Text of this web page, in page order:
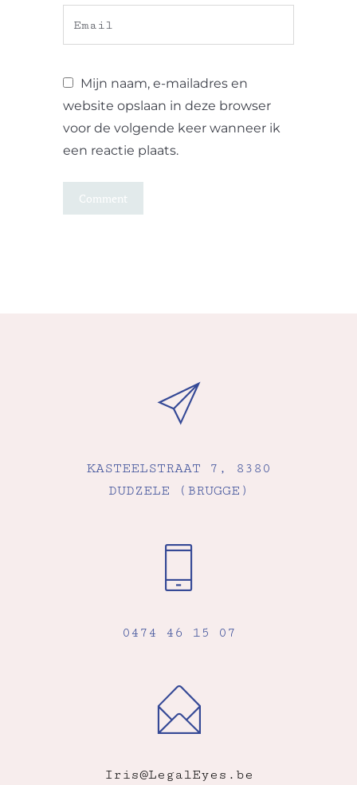
Mijn naam, e-mailadres en
website opslaan in deze browser
voor de volgende keer wanneer ik
een reactie plaats.
KASTEELSTRAAT 7, 8380
DUDZELE (BRUGGE)
0474 46 15 07
Iris@LegalEyes.be